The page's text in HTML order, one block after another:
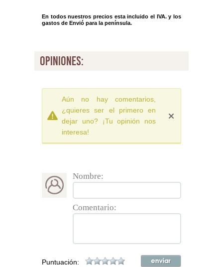
En todos nuestros precios esta incluido el IVA. y los
gastos de Envió para la península.
opiniones:
Aún no hay comentarios,
¿quieres ser el primero en
dejar uno? ¡Tu opinión nos
interesa!
Nombre:
Comentario:
Puntuación: